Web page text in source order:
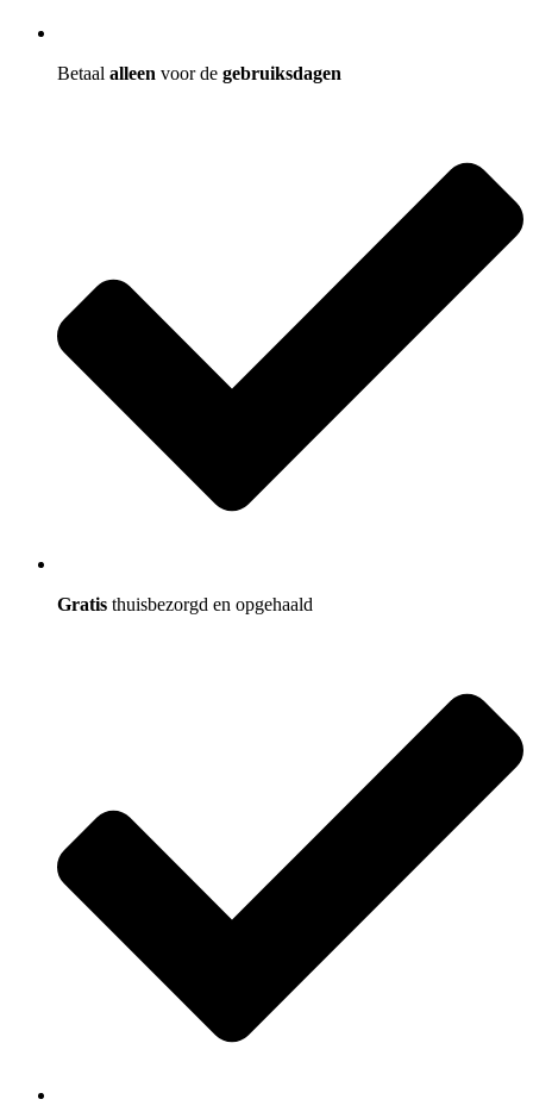
Betaal alleen voor de gebruiksdagen
Gratis thuisbezorgd en opgehaald